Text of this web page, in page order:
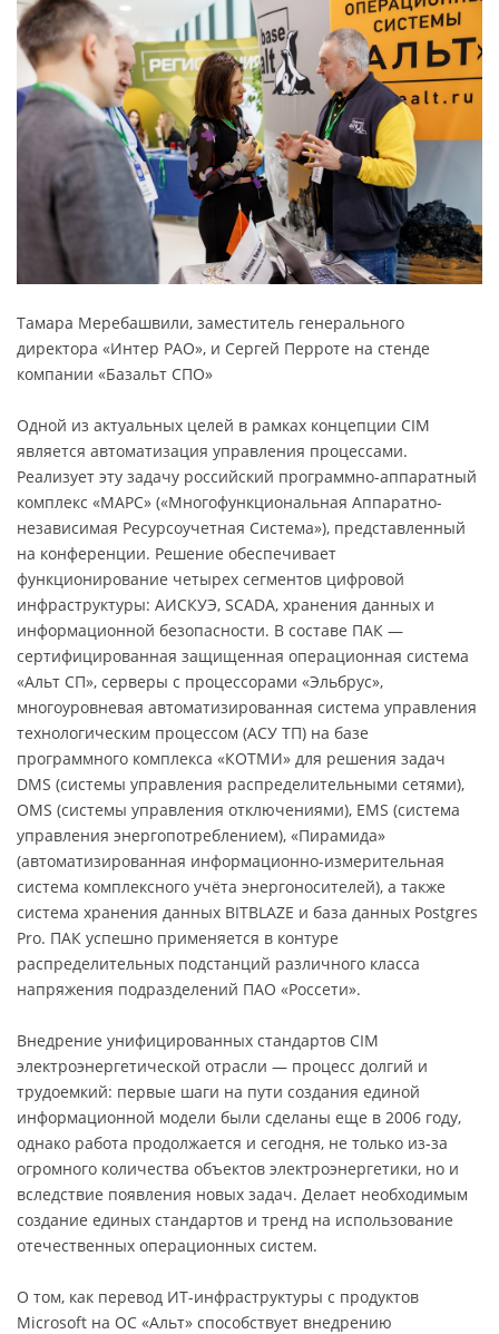
Тамара Меребашвили, заместитель генерального
директора «Интер РАО», и Сергей Перроте на стенде
компании «Базальт СПО»
Одной из актуальных целей в рамках концепции CIM
является автоматизация управления процессами.
Реализует эту задачу российский программно-аппаратный
комплекс «МАРС» («Многофункциональная Аппаратно-
независимая Ресурсоучетная Система»), представленный
на конференции. Решение обеспечивает
функционирование четырех сегментов цифровой
инфраструктуры: АИСКУЭ, SCADA, хранения данных и
информационной безопасности. В составе ПАК —
сертифицированная защищенная операционная система
«Альт СП», серверы с процессорами «Эльбрус»,
многоуровневая автоматизированная система управления
технологическим процессом (АСУ ТП) на базе
программного комплекса «КОТМИ» для решения задач
DMS (системы управления распределительными сетями),
OMS (системы управления отключениями), EMS (система
управления энергопотреблением), «Пирамида»
(автоматизированная информационно-измерительная
система комплексного учёта энергоносителей), а также
система хранения данных BITBLAZE и база данных Postgres
Pro. ПАК успешно применяется в контуре
распределительных подстанций различного класса
напряжения подразделений ПАО «Россети».
Внедрение унифицированных стандартов CIM
электроэнергетической отрасли — процесс долгий и
трудоемкий: первые шаги на пути создания единой
информационной модели были сделаны еще в 2006 году,
однако работа продолжается и сегодня, не только из-за
огромного количества объектов электроэнергетики, но и
вследствие появления новых задач. Делает необходимым
создание единых стандартов и тренд на использование
отечественных операционных систем.
О том, как перевод ИТ-инфраструктуры с продуктов
Microsoft на ОС «Альт» способствует внедрению